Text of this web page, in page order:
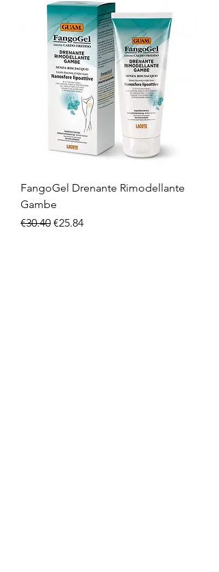
FangoGel Drenante Rimodellante
Gambe
Regular Price
€30.40 Sale Price
€25.84